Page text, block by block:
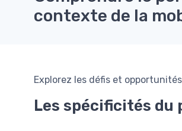
contexte de la
Explorez les défis et
Les spécificités du